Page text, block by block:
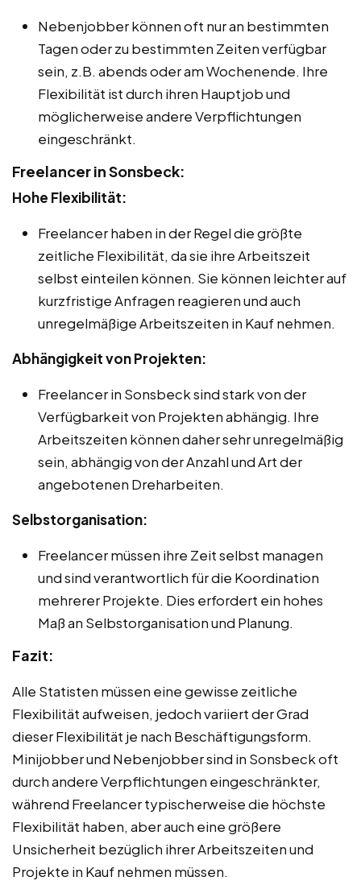
Nebenjobber können oft nur an bestimmten
Tagen oder zu bestimmten Zeiten verfügbar
sein, z.B. abends oder am Wochenende. Ihre
Flexibilität ist durch ihren Hauptjob und
möglicherweise andere Verpflichtungen
eingeschränkt.
Freelancer in Sonsbeck:
Hohe Flexibilität:
Freelancer haben in der Regel die größte
zeitliche Flexibilität, da sie ihre Arbeitszeit
selbst einteilen können. Sie können leichter auf
kurzfristige Anfragen reagieren und auch
unregelmäßige Arbeitszeiten in Kauf nehmen.
Abhängigkeit von Projekten:
Freelancer in Sonsbeck sind stark von der
Verfügbarkeit von Projekten abhängig. Ihre
Arbeitszeiten können daher sehr unregelmäßig
sein, abhängig von der Anzahl und Art der
angebotenen Dreharbeiten.
Selbstorganisation:
Freelancer müssen ihre Zeit selbst managen
und sind verantwortlich für die Koordination
mehrerer Projekte. Dies erfordert ein hohes
Maß an Selbstorganisation und Planung.
Fazit:
Alle Statisten müssen eine gewisse zeitliche
Flexibilität aufweisen, jedoch variiert der Grad
dieser Flexibilität je nach Beschäftigungsform.
Minijobber und Nebenjobber sind in Sonsbeck oft
durch andere Verpflichtungen eingeschränkter,
während Freelancer typischerweise die höchste
Flexibilität haben, aber auch eine größere
Unsicherheit bezüglich ihrer Arbeitszeiten und
Projekte in Kauf nehmen müssen.